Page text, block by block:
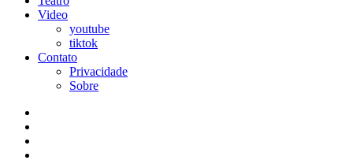
Video
youtube
tiktok
Contato
Privacidade
Sobre